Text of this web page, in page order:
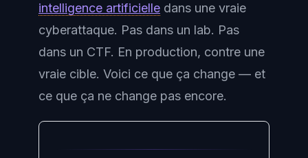
intelligence artificielle dans une vraie
cyberattaque. Pas dans un lab. Pas
dans un CTF. En production, contre une
vraie cible. Voici ce que ça change — et
ce que ça ne change pas encore.